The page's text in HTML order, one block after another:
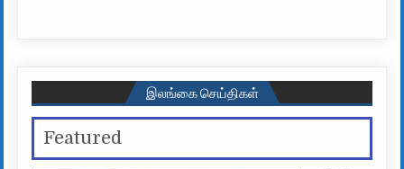
இலங்கை செய்திகள்
Featured